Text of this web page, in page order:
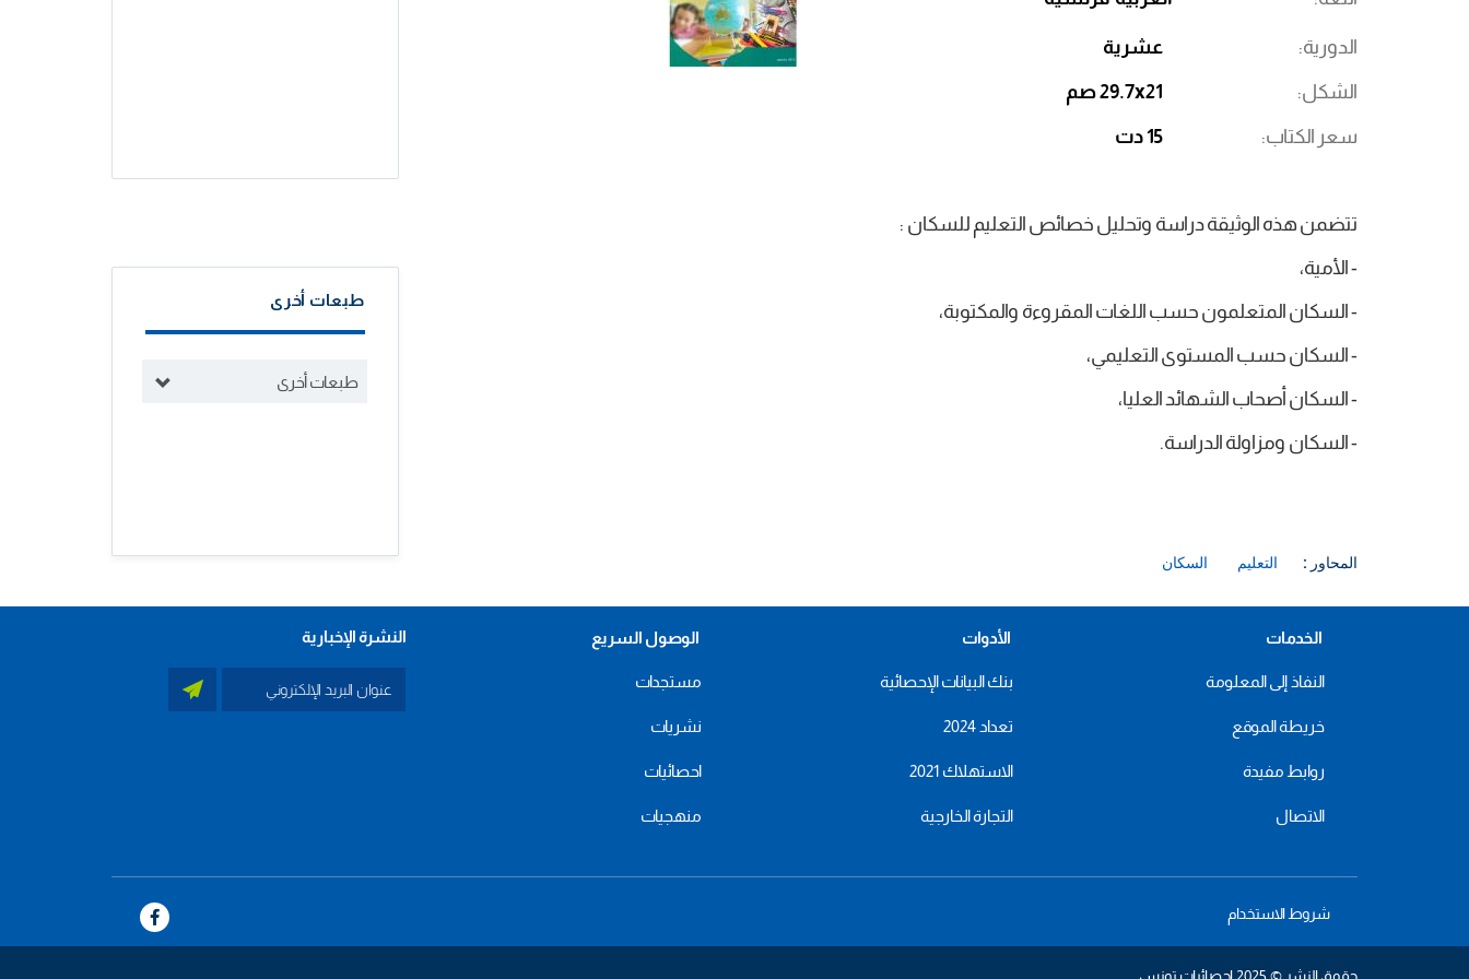
الدورية عشرية
الشكل 29.7x21 صم
سعر الكتاب 15 دت
تتضمن هذه الوثيقة دراسة وتحليل خصائص التعليم للسكان :
- الأمية،
- السكان المتعلمون حسب اللغات المقروءة والمكتوبة،
- السكان حسب المستوى التعليمي،
- السكان أصحاب الشهائد العليا،
- السكان ومزاولة الدراسة.
المحاور : التعليم السكان
طبعات أخرى
طبعات أخرى
الخدمات
النفاذ إلى المعلومة
خريطة الموقع
روابط مفيدة
الاتصال
الأدوات
بنك البيانات الإحصائية
تعداد 2024
الاستهلاك 2021
التجارة الخارجية
الوصول السريع
مستجدات
نشريات
احصائيات
منهجيات
النشرة الإخبارية
menu
شروط الاستخدام
حقوق النشر © 2025 إحصائيات تونس